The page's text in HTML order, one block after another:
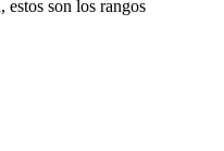
estos son los rangos